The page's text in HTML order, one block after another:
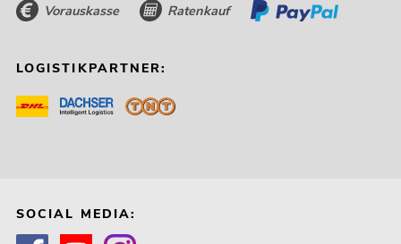
Vorauskasse Ratenkauf
LOGISTIKPARTNER:
SOCIAL MEDIA: